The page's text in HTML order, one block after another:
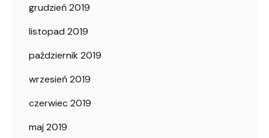
grudzień 2019
listopad 2019
październik 2019
wrzesień 2019
czerwiec 2019
maj 2019